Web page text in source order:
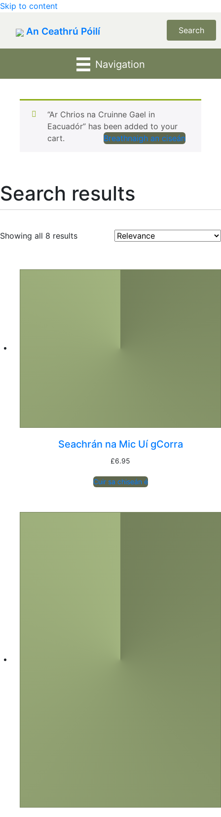
Skip to content
An Ceathrú Póilí Search
Navigation
“Ar Chrios na Cruinne Gael in
Eacuadór” has been added to your
cart.
Breathnaigh an ciseán
Search results
Showing all 8 resultsSorted
Seachrán na Mic Uí gCorra
£6.95
Cuir sa chiseán é